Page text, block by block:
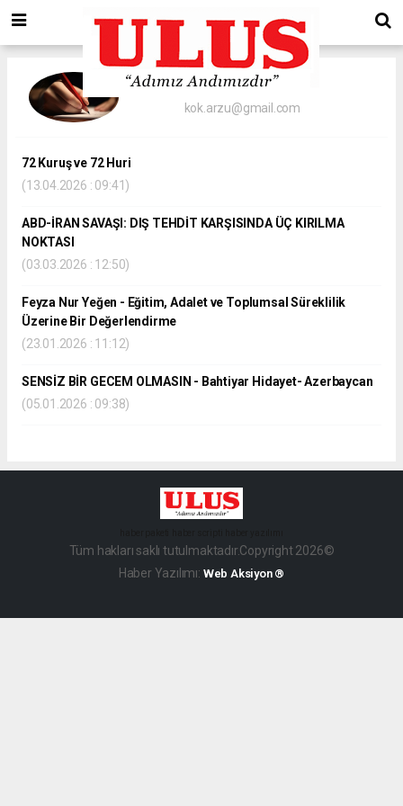
Okur Köşesi
kok.arzu@gmail.com
72 Kuruş ve 72 Huri
(13.04.2026 : 09:41)
ABD-İRAN SAVAŞI: DIŞ TEHDİT KARŞISINDA ÜÇ KIRILMA
NOKTASI
(03.03.2026 : 12:50)
Feyza Nur Yeğen - Eğitim, Adalet ve Toplumsal Süreklilik
Üzerine Bir Değerlendirme
(23.01.2026 : 11:12)
SENSİZ BİR GECEM OLMASIN - Bahtiyar Hidayet- Azerbaycan
(05.01.2026 : 09:38)
Tüm hakları saklı tutulmaktadır.Copyright 2026©
Haber Yazılımı: Web Aksiyon ®